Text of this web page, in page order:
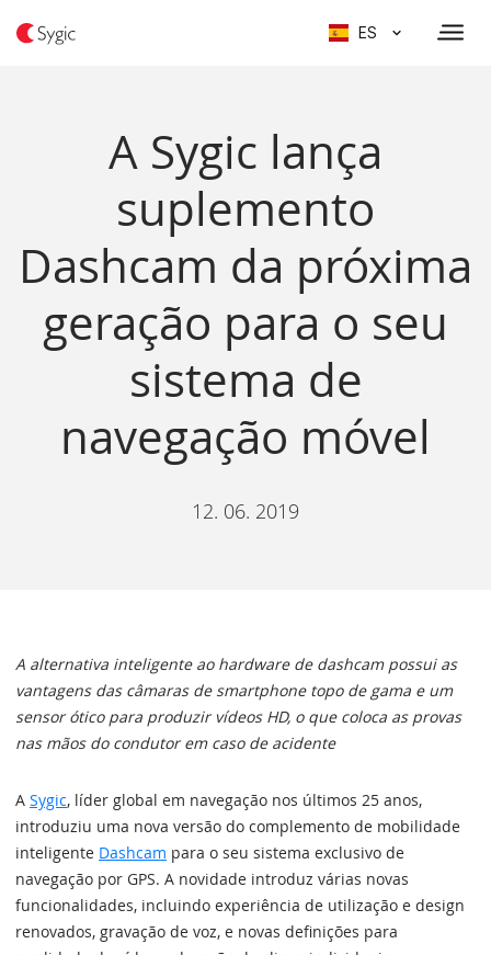
ES
A Sygic lança
suplemento
Dashcam da próxima
geração para o seu
sistema de
navegação móvel
12. 06. 2019
A alternativa inteligente ao hardware de dashcam possui as
vantagens das câmaras de smartphone topo de gama e um
sensor ótico para produzir vídeos HD, o que coloca as provas
nas mãos do condutor em caso de acidente
A Sygic, líder global em navegação nos últimos 25 anos,
introduziu uma nova versão do complemento de mobilidade
inteligente Dashcam para o seu sistema exclusivo de
navegação por GPS. A novidade introduz várias novas
funcionalidades, incluindo experiência de utilização e design
renovados, gravação de voz, e novas definições para